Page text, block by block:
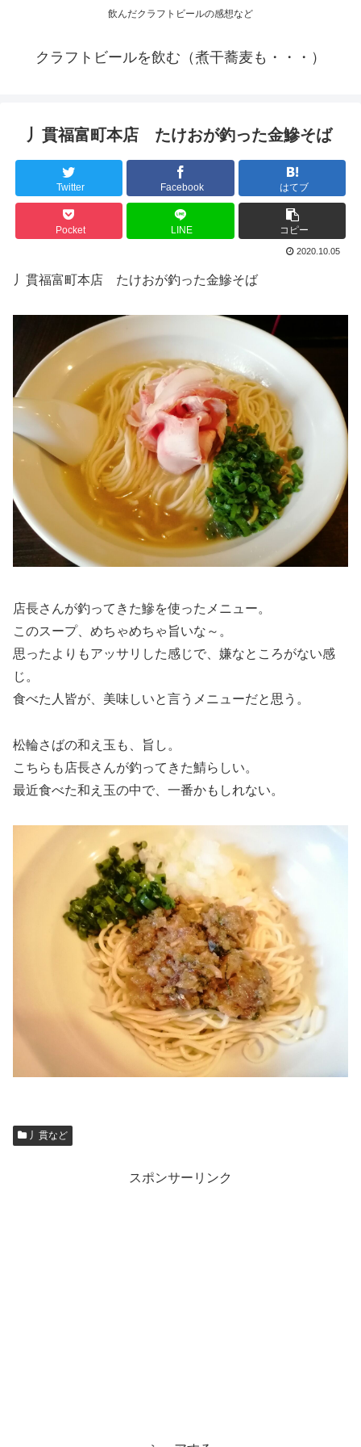
飲んだクラフトビールの感想など
クラフトビールを飲む（煮干蕎麦も・・・）
丿貫福富町本店 たけおが釣った金鰺そば
Twitter Facebook はてブ
Pocket LINE コピー
2020.10.05
丿貫福富町本店 たけおが釣った金鰺そば
店長さんが釣ってきた鰺を使ったメニュー。
このスープ、めちゃめちゃ旨いな～。
思ったよりもアッサリした感じで、嫌なところがない感
じ。
食べた人皆が、美味しいと言うメニューだと思う。
松輪さばの和え玉も、旨し。
こちらも店長さんが釣ってきた鯖らしい。
最近食べた和え玉の中で、一番かもしれない。
丿貫など
スポンサーリンク